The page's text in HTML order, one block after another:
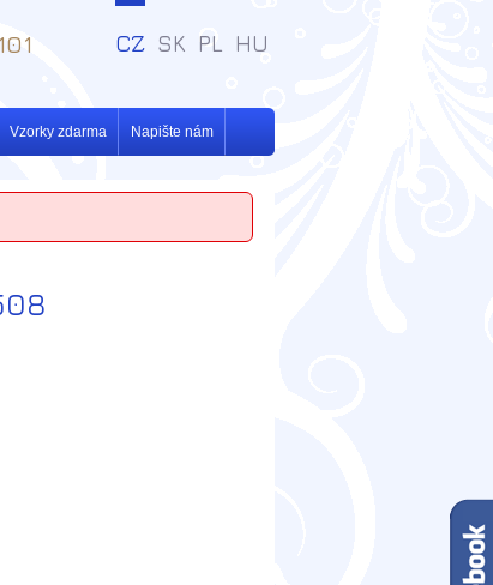
HU
PL
SK
CZ
Vzorky zdarma Napište nám